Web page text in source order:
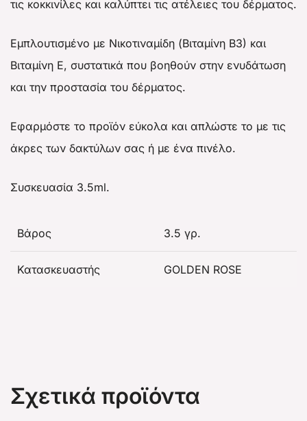
τις κοκκινίλες και καλύπτει τις ατέλειες του δέρματος.
Εμπλουτισμένο με Νικοτιναμίδη (Βιταμίνη Β3) και
Βιταμίνη Ε, συστατικά που βοηθούν στην ενυδάτωση
και την προστασία του δέρματος.
Εφαρμόστε το προϊόν εύκολα και απλώστε το με τις
άκρες των δακτύλων σας ή με ένα πινέλο.
Συσκευασία 3.5ml.
Βάρος 3.5 γρ.
Κατασκευαστής GOLDEN ROSE
Σχετικά προϊόντα